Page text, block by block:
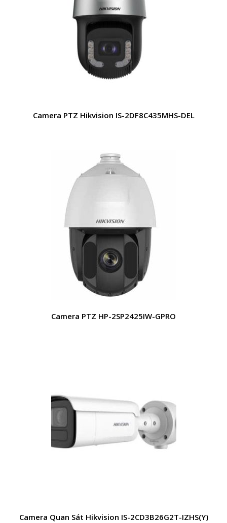
Camera PTZ Hikvision IS-2DF8C435MHS-DEL
Camera PTZ HP-2SP2425IW-GPRO
Camera Quan Sát Hikvision IS-2CD3B26G2T-IZHS(Y)